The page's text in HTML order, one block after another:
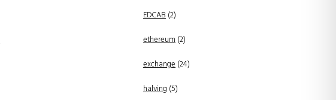
EDCAB(2)
ethereum(2)
exchange(24)
halving (5)